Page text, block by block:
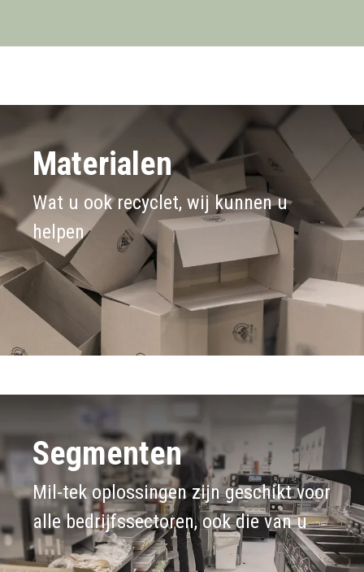
Materialen
Wat u ook recyclet, wij kunnen u
helpen
Segmenten
Mil-tek oplossingen zijn geschikt voor
alle bedrijfssectoren, ook die van u